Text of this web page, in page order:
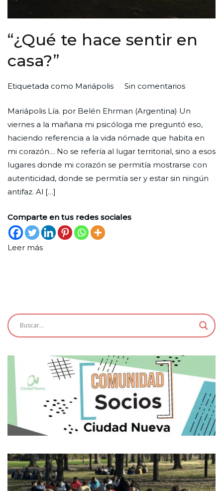
“¿Qué te hace sentir en
casa?”
Por
Ciudad
Nueva
Publicada
30
de
junio
de
2022
Publicada
Un
lugar
Etiquetada como Mariápolis Sin comentariosen
te
hace
sentir
en
casa?”
Mariápolis Lía. por Belén Ehrman (Argentina) Un
viernes a la mañana mi psicóloga me preguntó eso,
haciendo referencia a la vida nómade que habita en
mi corazón… No se refería al lugar territorial, sino a esos
lugares donde mi corazón se permitía mostrarse con
autenticidad, donde se permitía ser y estar sin ningún
antifaz. Al […]
Comparte en tus redes sociales
Leer más